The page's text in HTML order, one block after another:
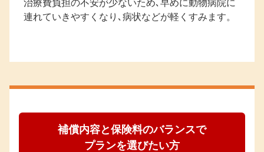
治療費負担の不安が少ないため､早めに動物病院に
連れていきやすくなり､病状などが軽くすみます。
補償内容と保険料のバランスで
プランを選びたい方